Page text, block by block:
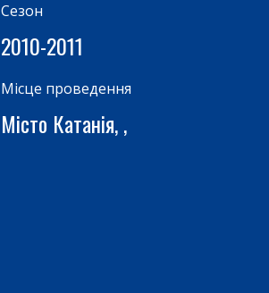
Cезон
2010-2011
Місце проведення
Місто Катанія, ,